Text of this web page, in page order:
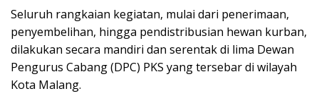
Seluruh rangkaian kegiatan, mulai dari penerimaan,
penyembelihan, hingga pendistribusian hewan kurban,
dilakukan secara mandiri dan serentak di lima Dewan
Pengurus Cabang (DPC) PKS yang tersebar di wilayah
Kota Malang.